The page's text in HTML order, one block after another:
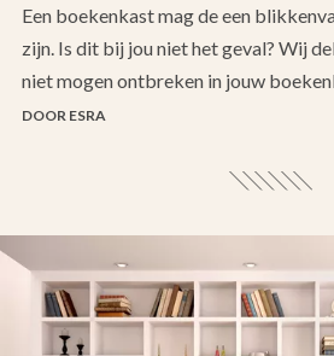
Een boekenkast mag de een
zijn. Is dit bij jou niet het geval? Wij
niet mogen ontbreken in jouw
DOOR ESRA